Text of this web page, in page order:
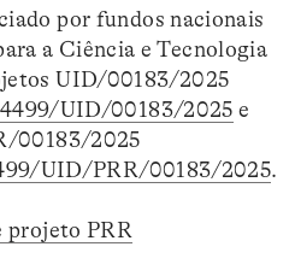
por fundos nacionais
a Ciência e Tecnologia
UID/00183/2025
UID/00183/2025 e
00183/2025
UID/PRR/00183/2025.
projeto PRR